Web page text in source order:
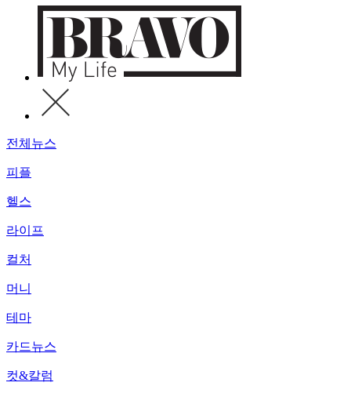
전체뉴스
피플
헬스
라이프
컬처
머니
테마
카드뉴스
컷&칼럼